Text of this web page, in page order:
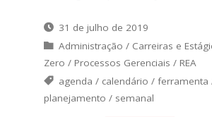
31 de julho de 2019
Administração / Carreiras e
Zero / Processos Gerenciais / REA
agenda / calendário /ferramenta
planejamento / semanal